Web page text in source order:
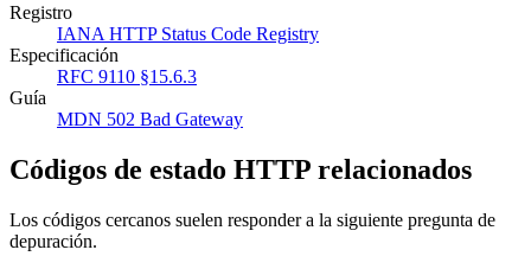
Registro
IANA HTTP Status Code Registry
Especificación
RFC 9110 §15.6.3
Guía
MDN 502 Bad Gateway
Códigos de estado HTTP relacionados
Los códigos cercanos suelen responder a la siguiente pregunta de
depuración.